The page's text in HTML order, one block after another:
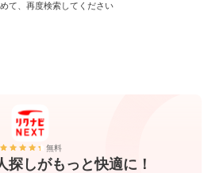
て、再度検索してください
無料
探しがもっと快適に！